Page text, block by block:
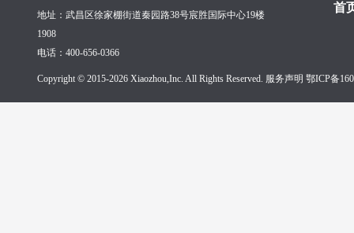
首
地址：武昌区徐家棚街道秦园路38号宸胜国际中心19楼
1908
电话：400-656-0366
Copyright © 2015-2026 Xiaozhou,Inc. All Rights Reserved. 服务声明 鄂ICP备